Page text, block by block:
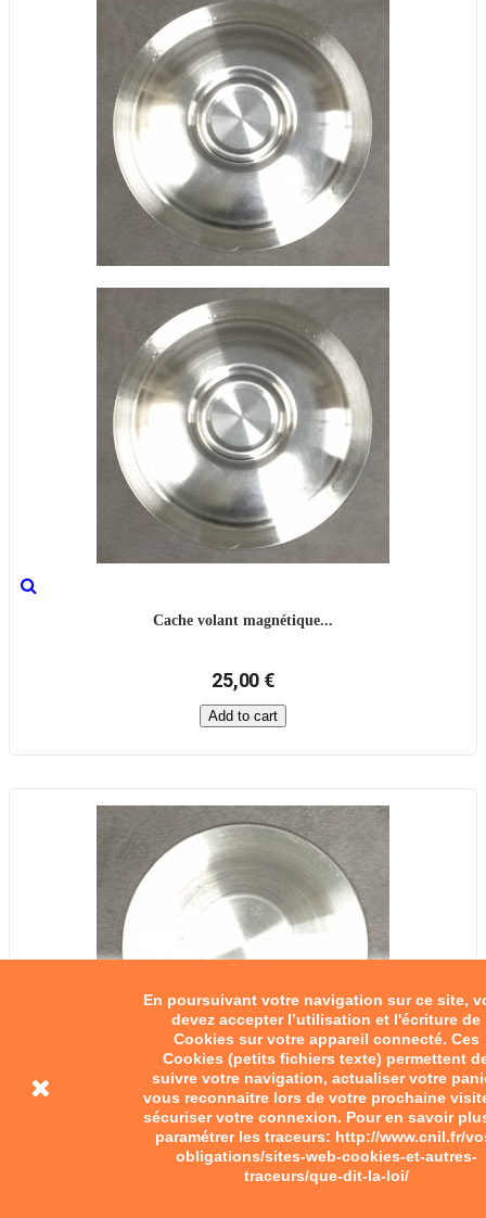
En poursuivant votre navigation sur ce site,
devez accepter l’utilisation et l'écriture de
Cookies sur votre appareil connecté. Ces
Cookies (petits fichiers texte) permettent
suivre votre navigation, actualiser votre
vous reconnaitre lors de votre prochaine
sécuriser votre connexion. Pour en savoir
paramétrer les traceurs: http://www.cnil.fr/
obligations/sites-web-cookies-et-autres-
traceurs/que-dit-la-loi/
Cache volant magnétique...
25,00 €
Add to cart